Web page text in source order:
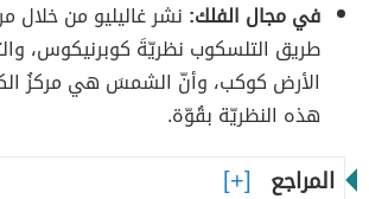
في مجال الفلك: نشر غاليليو من خلال
طريق التلسكوب نظريّةَ كوبرنيكوس،
الأرض كوكب، وأنّ الشمسَ هي مركزُ
هذه النظريّة بقُوّة.
المراجع